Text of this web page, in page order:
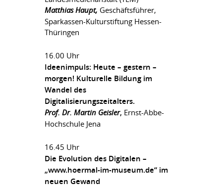
Matthias Haupt, Geschäftsführer,
Sparkassen-Kulturstiftung Hessen-
Thüringen
16.00 Uhr
Ideenimpuls: Heute – gestern –
morgen! Kulturelle Bildung im
Wandel des
Digitalisierungszeitalters.
Prof. Dr. Martin Geisler, Ernst-Abbe-
Hochschule Jena
16.45 Uhr
Die Evolution des Digitalen –
„www.hoermal-im-museum.de“ im
neuen Gewand